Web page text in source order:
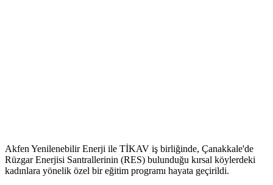
Akfen Yenilenebilir Enerji ile TİKAV iş birliğinde, Çanakkale'de
Rüzgar Enerjisi Santrallerinin (RES) bulunduğu kırsal köylerdeki
kadınlara yönelik özel bir eğitim programı hayata geçirildi.